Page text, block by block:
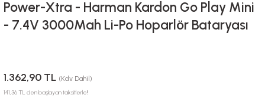
Power-Xtra - Harman Kardon Go Play Mini
- 7.4V 3000Mah Li-Po Hoparlör Bataryası
1.362,90 TL (Kdv Dahil)
141,36 TL den başlayan taksitlerle!!